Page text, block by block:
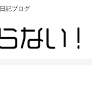
記ブログ